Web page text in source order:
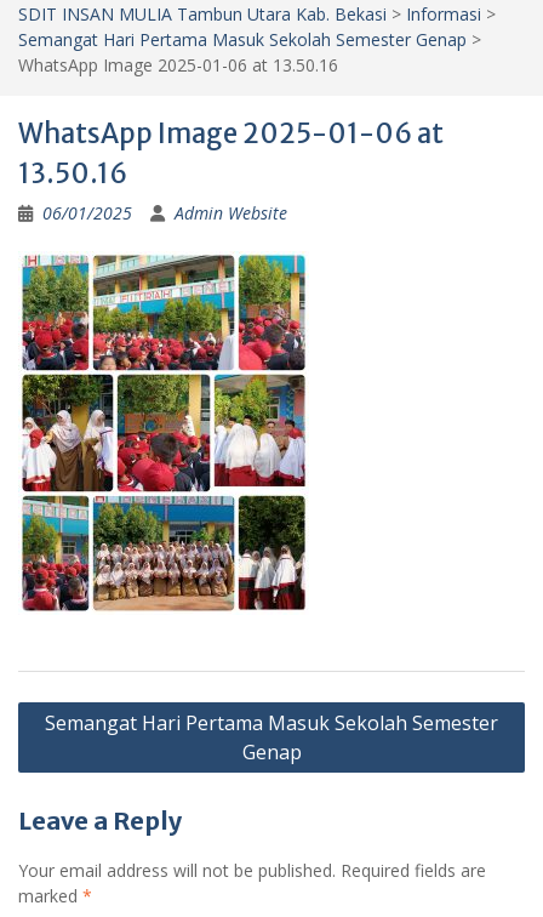
SDIT INSAN MULIA Tambun Utara Kab. Bekasi > Informasi >
Semangat Hari Pertama Masuk Sekolah Semester Genap >
WhatsApp Image 2025-01-06 at 13.50.16
WhatsApp Image 2025-01-06 at
13.50.16
06/01/2025 Admin Website
Post
navigation
Semangat Hari Pertama Masuk Sekolah Semester
Genap
Leave a Reply
Your email address will not be published. Required fields are
marked *